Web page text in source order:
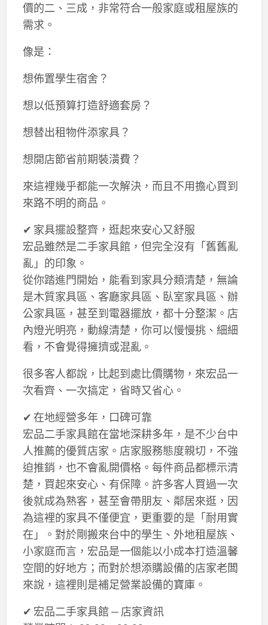
價的二、三成，非常符合一般家庭或租屋族的
需求。
像是：
想佈置學生宿舍？
想以低預算打造舒適套房？
想替出租物件添家具？
想開店節省前期裝潢費？
來這裡幾乎都能一次解決，而且不用擔心買到
來路不明的商品。
✔ 家具擺設整齊，逛起來安心又舒服
宏品雖然是二手家具館，但完全沒有「舊舊亂
亂」的印象。
從你踏進門開始，能看到家具分類清楚，無論
是木質家具區、客廳家具區、臥室家具區、辦
公家具區，甚至到電器擺放，都十分整潔。店
內燈光明亮，動線清楚，你可以慢慢挑、細細
看，不會覺得擁擠或混亂。
很多客人都說，比起到處比價購物，來宏品一
次看齊、一次搞定，省時又省心。
✔ 在地經營多年，口碑可靠
宏品二手家具館在當地深耕多年，是不少台中
人推薦的優質店家。店家服務態度親切，不強
迫推銷，也不會亂開價格。每件商品都標示清
楚，買起來安心、有保障。許多客人買過一次
後就成為熟客，甚至會帶朋友、鄰居來逛，因
為這裡的家具不僅便宜，更重要的是「耐用實
在」。對於剛搬來台中的學生、外地租屋族、
小家庭而言，宏品是一個能以小成本打造溫馨
空間的好地方；而對於想添購設備的店家老闆
來說，這裡則是補足營業設備的寶庫。
✔ 宏品二手家具館 — 店家資訊